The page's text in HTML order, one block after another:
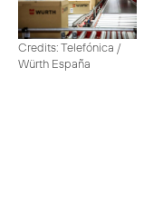
Credits: Telefónica /
Würth España